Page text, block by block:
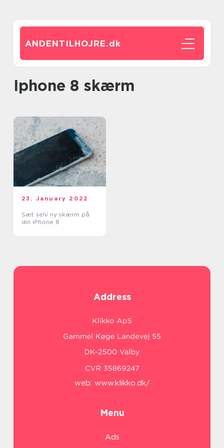
ANDENTILHOJRE.dk
iphone 8 skærm
23. January 2022
Sæt selv ny skærm på
din iPhone 8
Address
web: www.klikko.dk/
Menu
Ads